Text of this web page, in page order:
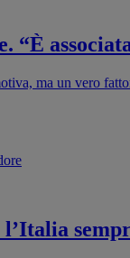
“È
ma un vero